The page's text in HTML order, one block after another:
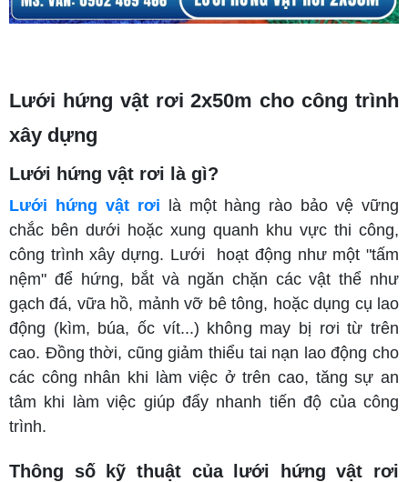
Lưới hứng vật rơi 2x50m cho công trình
xây dựng
Lưới hứng vật rơi là gì?
Lưới hứng vật rơi là một hàng rào bảo vệ vững
chắc bên dưới hoặc xung quanh khu vực thi công,
công trình xây dựng. Lưới hoạt động như một "tấm
nệm" để hứng, bắt và ngăn chặn các vật thể như
gạch đá, vữa hồ, mảnh vỡ bê tông, hoặc dụng cụ lao
động (kìm, búa, ốc vít...) không may bị rơi từ trên
cao. Đồng thời, cũng giảm thiểu tai nạn lao động cho
các công nhân khi làm việc ở trên cao, tăng sự an
tâm khi làm việc giúp đẩy nhanh tiến độ của công
trình.
Thông số kỹ thuật của lưới hứng vật rơi